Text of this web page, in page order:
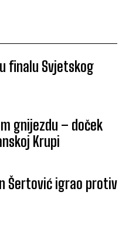
finalu Svjetskog
gnijezdu – doček
Krupi
Šertović igrao protiv